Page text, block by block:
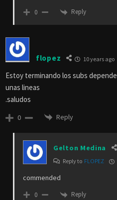
0 Reply
flopez 10 years ago
Estoy terminando los subs
unas lineas
.saludos
0 Reply
Gelton Medina
Reply to FLOPEZ
commended
0 Reply